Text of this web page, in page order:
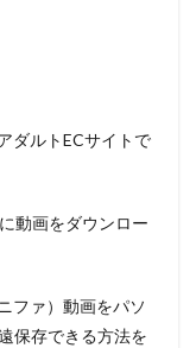
ダルトECサイトで
動画をダウンロー
ファ）動画をパソ
保存できる方法を